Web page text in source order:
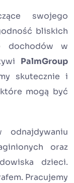
swojego
bliskich
dochodów w
PalmGroup
skutecznie i
mogą być
oraz
dzieci.
Pracujemy